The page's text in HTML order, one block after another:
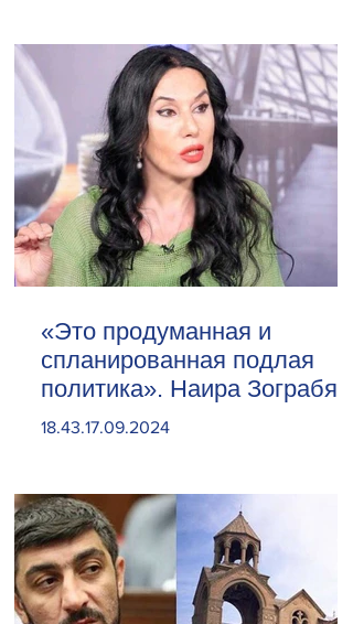
«Это продуманная и
спланированная подлая
политика». Наира Зограбян
18.43.17.09.2024